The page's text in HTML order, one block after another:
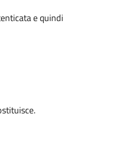
e quindi